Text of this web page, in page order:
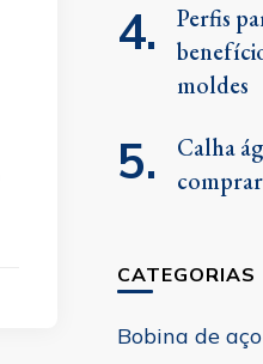
Perfis
moldes
Calha
CATEGORIAS
Bobina de